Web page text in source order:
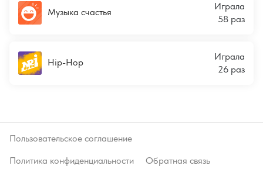
Музыка счастья
Играла
58 раз
Hip-Hop
Играла
26 раз
Пользовательское соглашение
Политика конфиденциальности
Обратная связь